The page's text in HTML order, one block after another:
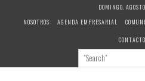
DOMINGO,
NOSOTROS
AGENDA EMPRESARIAL